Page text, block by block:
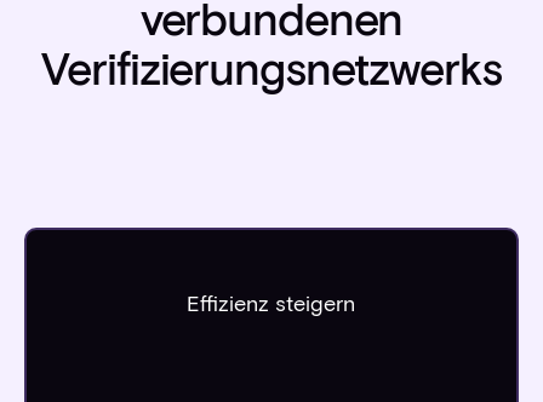
verbundenen
Verifizierungsnetzwerks
Effizienz steigern